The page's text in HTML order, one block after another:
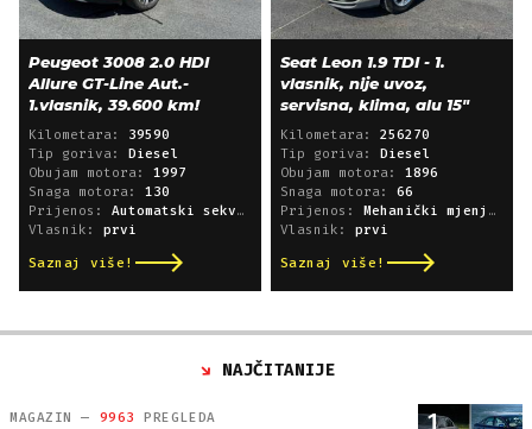
Peugeot 3008 2.0 HDI
Allure GT-Line Aut.-
1.vlasnik, 39.600 km!
Kilometara: 39590
Tip goriva:
Diesel
Obujam motora: 1997
Snaga motora: 130
Prijenos: Automatski sekvencijski
Vlasnik: prvi
Saznaj više!
Seat Leon 1.9 TDI - 1.
vlasnik, nije uvoz,
servisna, klima, alu 15"
Kilometara: 256270
Tip goriva:
Diesel
Obujam motora: 1896
Snaga motora: 66
Prijenos:
Mehanički mjenjač
Vlasnik: prvi
Saznaj više!
NAJČITANIJE
MAGAZIN — 9963 PREGLEDA